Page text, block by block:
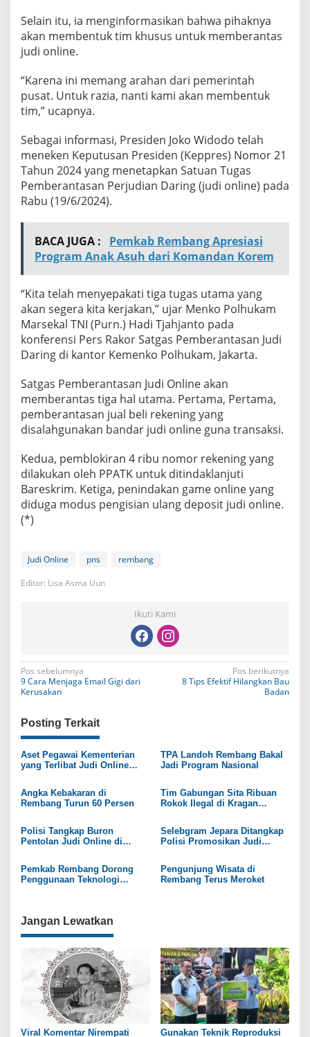
Selain itu, ia menginformasikan bahwa pihaknya
akan membentuk tim khusus untuk memberantas
judi online.
“Karena ini memang arahan dari pemerintah
pusat. Untuk razia, nanti kami akan membentuk
tim,” ucapnya.
Sebagai informasi, Presiden Joko Widodo telah
meneken Keputusan Presiden (Keppres) Nomor 21
Tahun 2024 yang menetapkan Satuan Tugas
Pemberantasan Perjudian Daring (judi online) pada
Rabu (19/6/2024).
BACA JUGA :
Pemkab Rembang Apresiasi
Program Anak Asuh dari Komandan Korem
“Kita telah menyepakati tiga tugas utama yang
akan segera kita kerjakan,” ujar Menko Polhukam
Marsekal TNI (Purn.) Hadi Tjahjanto pada
konferensi Pers Rakor Satgas Pemberantasan Judi
Daring di kantor Kemenko Polhukam, Jakarta.
Satgas Pemberantasan Judi Online akan
memberantas tiga hal utama. Pertama, Pertama,
pemberantasan jual beli rekening yang
disalahgunakan bandar judi online guna transaksi.
Kedua, pemblokiran 4 ribu nomor rekening yang
dilakukan oleh PPATK untuk ditindaklanjuti
Bareskrim. Ketiga, penindakan game online yang
diduga modus pengisian ulang deposit judi online.
(*)
Judi Online pns
rembang
Editor: Lisa Asma Uun
Ikuti Kami
N
a
v
i
g
a
s
i
p
o
s
Pos sebelumnya
9 Cara Menjaga Email Gigi dari
Kerusakan
Pos berikutnya
8 Tips Efektif Hilangkan Bau
Badan
Posting Terkait
Aset Pegawai Kementerian
yang Terlibat Judi Online
TPA Landoh Rembang Bakal
Jadi Program Nasional
Angka Kebakaran di
Rembang Turun 60 Persen
Tim Gabungan Sita Ribuan
Rokok Ilegal di Kragan
Polisi Tangkap Buron
Pentolan Judi Online di
Selebgram Jepara Ditangkap
Polisi Promosikan Judi
Pemkab Rembang Dorong
Penggunaan Teknologi
Pengunjung Wisata di
Rembang Terus Meroket
Jangan Lewatkan
Viral Komentar Nirempati Gunakan Teknik Reproduksi